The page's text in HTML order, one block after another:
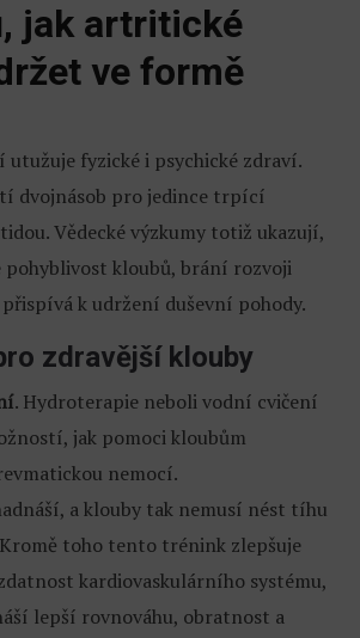
jak artritické
ve formě
utužuje fyzické i psychické zdraví.
dvojnásob pro jedince trpící
Vědecké výzkumy totiž ukazují,
pohyblivost kloubů, brání rozvoji
k udržení duševní pohody.
zdravější klouby
. Hydroterapie neboli vodní cvičení
jak pomoci kloubům
nemocí.
a klouby tak nemusí nést tíhu
toho tento trénink zlepšuje
kardiovaskulárního systému,
lepší rovnováhu, obratnost a